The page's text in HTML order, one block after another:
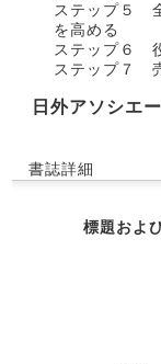
ステップ５
を高める
ステップ６
ステップ７
日外アソシエ
書誌詳細
標題およ